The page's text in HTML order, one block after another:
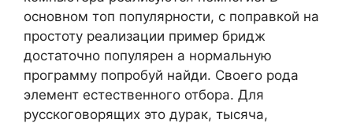
основном топ популярности, с поправкой на
простоту реализации пример бридж
достаточно популярен а нормальную
программу попробуй найди. Своего рода
элемент естественного отбора. Для
русскоговорящих это дурак, тысяча,